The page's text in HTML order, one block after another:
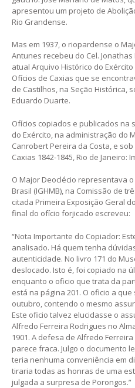
apresentou um projeto de
Rio Grandense.
Mas em 1937, o riopardense o
Antunes recebeu do Cel.
atual Arquivo Histórico do
Ofícios de Caxias que se
de Castilhos, na Seção Histórica,
Eduardo Duarte.
Ofícios copiados e publicados na
do Exército, na administração do
Canrobert Pereira da Costa, e
Caxias 1842-1845, Rio de Janeiro:
O Major Deoclécio representava
Brasil (IGHMB), na Comissão de
citada Primeira Exposição Geral
final do ofício forjicado escreveu:
“Nota Importante do Copiador:
analisado. Há quem tenha
autenticidade. No livro 171 do
deslocado. Isto é, foi copiado na
enquanto o oficio que trata da
está na página 201. O oficio a
outubro, contendo o mesmo
Este oficio talvez elucidasse o
Alfredo Ferreira Rodrigues no
1901. A defesa de Alfredo
parece fraca. Julgo o documento
teria nenhuma conveniência em
tiraria todas as honras de uma
julgada a surpresa de Porongos.”